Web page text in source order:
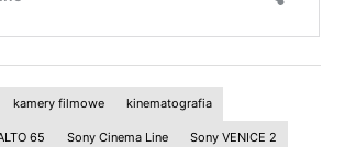
kamery filmowe kinematografia
65 Sony Cinema Line Sony VENICE 2